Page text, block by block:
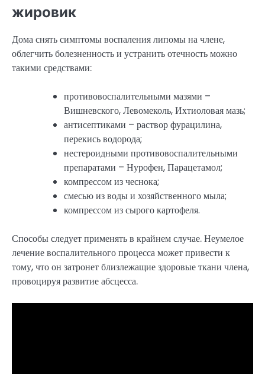
жировик
Дома снять симптомы воспаления липомы на члене,
облегчить болезненность и устранить отечность можно
такими средствами:
противовоспалительными мазями –
Вишневского, Левомеколь, Ихтиоловая мазь;
антисептиками – раствор фурацилина,
перекись водорода;
нестероидными противовоспалительными
препаратами – Нурофен, Парацетамол;
компрессом из чеснока;
смесью из воды и хозяйственного мыла;
компрессом из сырого картофеля.
Способы следует применять в крайнем случае. Неумелое
лечение воспалительного процесса может привести к
тому, что он затронет близлежащие здоровые ткани члена,
провоцируя развитие абсцесса.